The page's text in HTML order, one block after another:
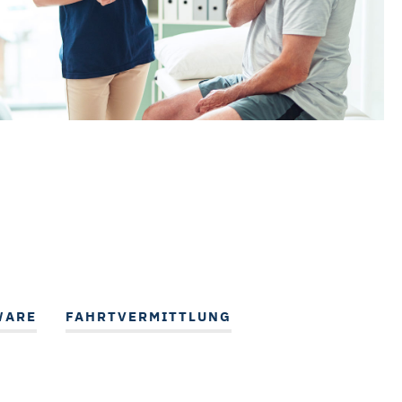
Schaltflächen und
für die Zukunft ändern oder
auf. Unser
FAHRTVERMITTLUNG